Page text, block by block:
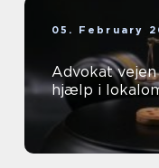
05. February
Advokat vejen sådan finder du den
hjælp i